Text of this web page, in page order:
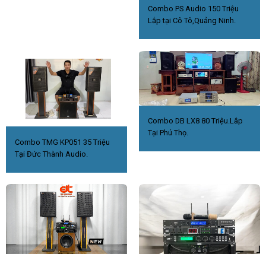
Combo PS Audio 150 Triệu
Lắp tại Cô Tô,Quảng Ninh.
Combo TMG KP051 35 Triệu
Tại Đức Thành Audio.
Combo DB LX8 80 Triệu.Lắp
Tại Phú Thọ.